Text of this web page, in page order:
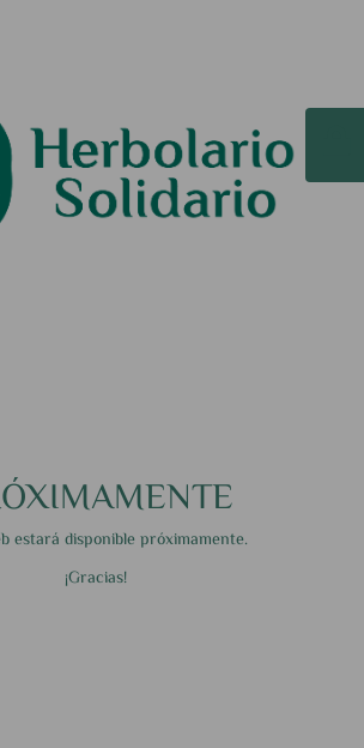
estará disponible próximamente.
¡Gracias!